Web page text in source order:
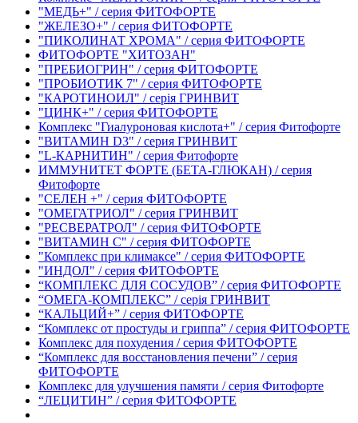
"МЕДЬ+" / серия ФИТОФОРТЕ
"ЖЕЛЕЗО+" / серия ФИТОФОРТЕ
"ПИКОЛИНАТ ХРОМА" / серия ФИТОФОРТЕ
ФИТОФОРТЕ "ХИТОЗАН"
"ПРЕБИОГРИН" / серия ФИТОФОРТЕ
"ПРОБИОТИК 7" / серия ФИТОФОРТЕ
"КАРОТИНОИЛ" / серія ГРИНВИТ
"ЦИНК+" / серия ФИТОФОРТЕ
Комплекс "Гиалуроновая кислота+" / серия Фитофорте
"ВИТАМИН D3" / серия ГРИНВИТ
"L-КАРНИТИН" / серия Фитофорте
ИММУНИТЕТ ФОРТЕ (БЕТА-ГЛЮКАН) / серия
Фитофорте
"СЕЛЕН +" / серия ФИТОФОРТЕ
"ОМЕГАТРИОЛ" / серия ГРИНВИТ
"РЕСВЕРАТРОЛ" / серия ФИТОФОРТЕ
"ВИТАМИН С" / серия ФИТОФОРТЕ
"Комплекс при климаксе" / серия ФИТОФОРТЕ
"ИНДОЛ" / серия ФИТОФОРТЕ
“КОМПЛЕКС ДЛЯ СОСУДОВ” / серия ФИТОФОРТЕ
“ОМЕГА-КОМПЛЕКС” / серія ГРИНВИТ
“КАЛЬЦИЙ+” / серия ФИТОФОРТЕ
“Комплекс от простуды и гриппа” / серия ФИТОФОРТЕ
Комплекс для похудения / серия ФИТОФОРТЕ
“Комплекс для восстановления печени” / серия
ФИТОФОРТЕ
Комплекс для улучшения памяти / серия Фитофорте
“ЛЕЦИТИН” / серия ФИТОФОРТЕ